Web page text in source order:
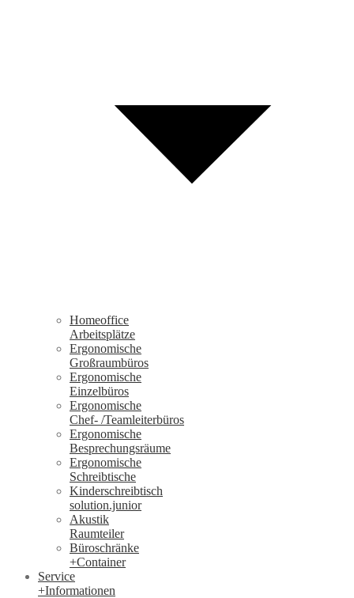
Homeoffice
Arbeitsplätze
Ergonomische
Großraumbüros
Ergonomische
Einzelbüros
Ergonomische
Chef- /Teamleiterbüros
Ergonomische
Besprechungsräume
Ergonomische
Schreibtische
Kinderschreibtisch
solution.junior
Akustik
Raumteiler
Büroschränke
+Container
Service
+Informationen